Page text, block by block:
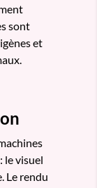
sont
et
le visuel
Le rendu